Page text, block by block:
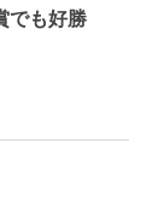
でも好勝